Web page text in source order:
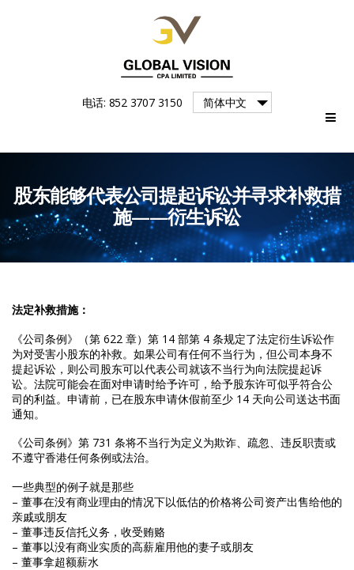
Global
Vision
电话: 852 3707 3150 简体中文
股东能够代表公司提起诉讼并寻求补救措
施——衍生诉讼
法定补救措施：
《公司条例》（第 622 章）第 14 部第 4 条规定了法定衍生诉讼作
为对受害小股东的补救。如果公司有任何不当行为，但公司本身不
提起诉讼，则公司股东可以代表公司就该不当行为向法院提起诉
讼。法院可能会在面对申请时给予许可，给予股东许可似乎符合公
司的利益。申请前，已在股东申请休假前至少 14 天向公司送达书面
通知。
《公司条例》第 731 条将不当行为定义为欺诈、疏忽、违反职责或
不遵守香港任何条例或法治。
一些典型的例子就是那些
– 董事在没有商业理由的情况下以低估的价格将公司资产出售给他的
亲戚或朋友
– 董事违反信托义务，收受贿赂
– 董事以没有商业实质的高薪雇用他的妻子或朋友
– 董事拿超额薪水